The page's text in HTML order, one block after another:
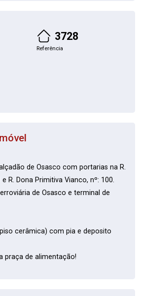
3728
Referência
de Osasco com portarias na R.
R. Dona Primitiva Vianco, nº: 100.
de Osasco e terminal de
cerâmica) com pia e deposito
praça de alimentação!